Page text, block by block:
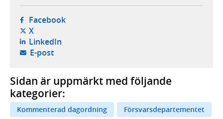
Facebook- öppnas i ny flik, extern webbplats,
X- öppnas i ny flik, extern webbplats,
LinkedIn- öppnas i ny flik, extern webbplats,
E-post- öppnar din e-postklient,
Sidan är uppmärkt med följande
kategorier:
Kommenterad dagordning
Försvarsdepartementet